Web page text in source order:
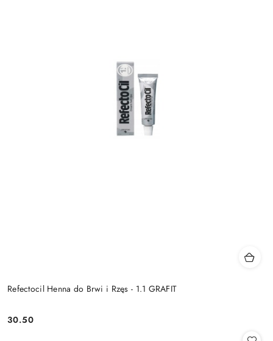
Refectocil Henna do Brwi i Rzęs - 1.1 GRAFIT
Cena:
30.50